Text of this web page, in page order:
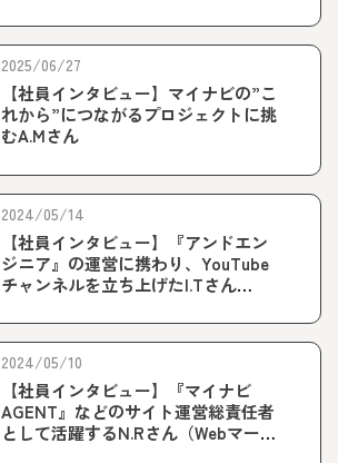
2025/06/27
【社員インタビュー】マイナビの”こ
れから”につながるプロジェクトに挑
むA.Mさん
2024/05/14
【社員インタビュー】『アンドエン
ジニア』の運営に携わり、YouTube
チャンネルを立ち上げたI.Tさん
2024/05/10
【社員インタビュー】『マイナビ
AGENT』などのサイト運営総責任者
として活躍するN.Rさん（Webマーケ